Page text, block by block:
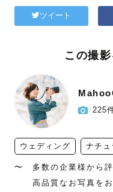
ツイート
この撮
225
ウェディング ナチュ
〜　多数の企業様から
高品質なお写真をお